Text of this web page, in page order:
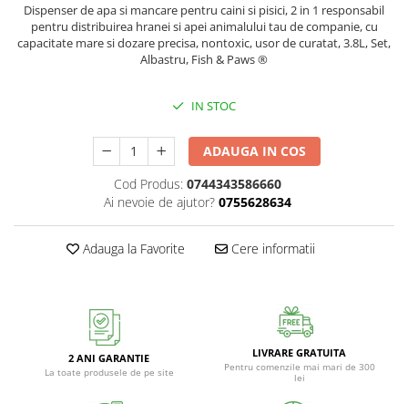
Dispenser de apa si mancare pentru caini si pisici, 2 in 1 responsabil
pentru distribuirea hranei si apei animalului tau de companie, cu
capacitate mare si dozare precisa, nontoxic, usor de curatat, 3.8L, Set,
Albastru, Fish & Paws ®
IN STOC
ADAUGA IN COS
Cod Produs: 0744343586660
Ai nevoie de ajutor? 0755628634
Adauga la Favorite Cere informatii
2 ANI GARANTIE
La toate produsele de pe site
LIVRARE GRATUITA
Pentru comenzile mai mari de 300
lei